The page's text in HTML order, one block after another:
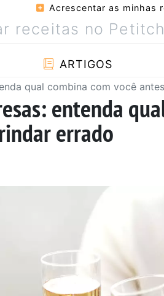
Acrescentar as minhas
ARTIGOS
qual combina com você
entenda
errado